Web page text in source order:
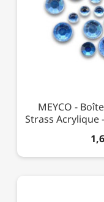
MEYCO -
Strass Acrylique